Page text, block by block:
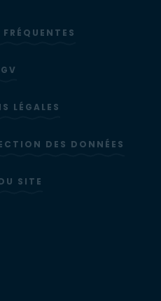
LÉGALES
DES DONNÉES
SITE